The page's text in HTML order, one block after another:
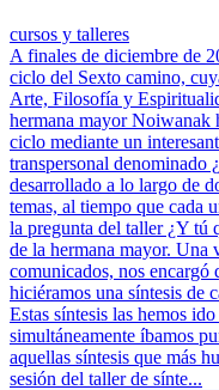
cursos y talleres
A finales de diciembre de
ciclo del Sexto camino,
Arte, Filosofía y
hermana mayor Noiwanak
ciclo mediante un
transpersonal denominado
desarrollado a lo largo de
temas, al tiempo que cada
la pregunta del taller ¿Y tú
de la hermana mayor. Una
comunicados, nos encargó
hiciéramos una síntesis de
Estas síntesis las hemos
simultáneamente íbamos
aquellas síntesis que más
sesión del taller de sínte...